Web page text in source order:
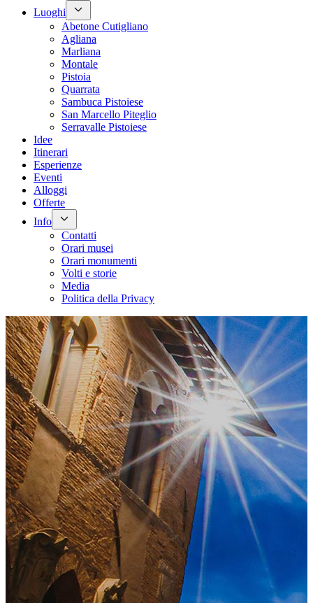
Luoghi
Abetone Cutigliano
Agliana
Marliana
Montale
Pistoia
Quarrata
Sambuca Pistoiese
San Marcello Piteglio
Serravalle Pistoiese
Idee
Itinerari
Esperienze
Eventi
Alloggi
Offerte
Info
Contatti
Orari musei
Orari monumenti
Volti e storie
Media
Politica della Privacy